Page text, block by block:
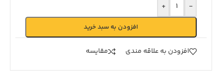
-
+
افزودن به سبد خرید
افزودن به علاقه مندی مقايسه